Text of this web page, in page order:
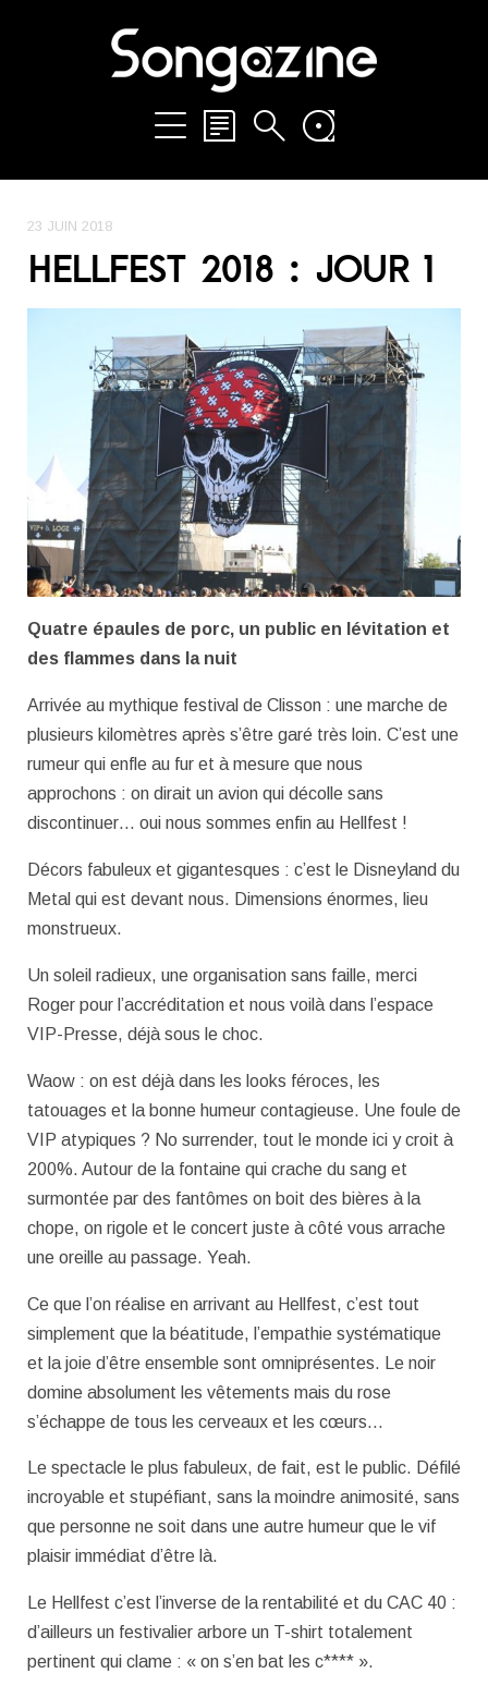
23 JUIN 2018
HELLFEST 2018 : JOUR 1
Quatre épaules de porc, un public en lévitation et
des flammes dans la nuit
Arrivée au mythique festival de Clisson : une marche de
plusieurs kilomètres après s’être garé très loin. C’est une
rumeur qui enfle au fur et à mesure que nous
approchons : on dirait un avion qui décolle sans
discontinuer… oui nous sommes enfin au Hellfest !
Décors fabuleux et gigantesques : c’est le Disneyland du
Metal qui est devant nous. Dimensions énormes, lieu
monstrueux.
Un soleil radieux, une organisation sans faille, merci
Roger pour l’accréditation et nous voilà dans l’espace
VIP-Presse, déjà sous le choc.
Waow : on est déjà dans les looks féroces, les
tatouages et la bonne humeur contagieuse. Une foule de
VIP atypiques ? No surrender, tout le monde ici y croit à
200%. Autour de la fontaine qui crache du sang et
surmontée par des fantômes on boit des bières à la
chope, on rigole et le concert juste à côté vous arrache
une oreille au passage. Yeah.
Ce que l’on réalise en arrivant au Hellfest, c’est tout
simplement que la béatitude, l’empathie systématique
et la joie d’être ensemble sont omniprésentes. Le noir
domine absolument les vêtements mais du rose
s’échappe de tous les cerveaux et les cœurs…
Le spectacle le plus fabuleux, de fait, est le public. Défilé
incroyable et stupéfiant, sans la moindre animosité, sans
que personne ne soit dans une autre humeur que le vif
plaisir immédiat d’être là.
Le Hellfest c’est l’inverse de la rentabilité et du CAC 40 :
d’ailleurs un festivalier arbore un T-shirt totalement
pertinent qui clame : « on s’en bat les c**** ».